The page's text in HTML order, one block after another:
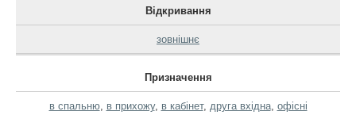
Відкривання
зовнішнє
Призначення
в спальню, в прихожу, в кабінет, друга вхідна, офісні